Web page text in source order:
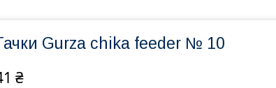
Gurza chika feeder № 10
₴